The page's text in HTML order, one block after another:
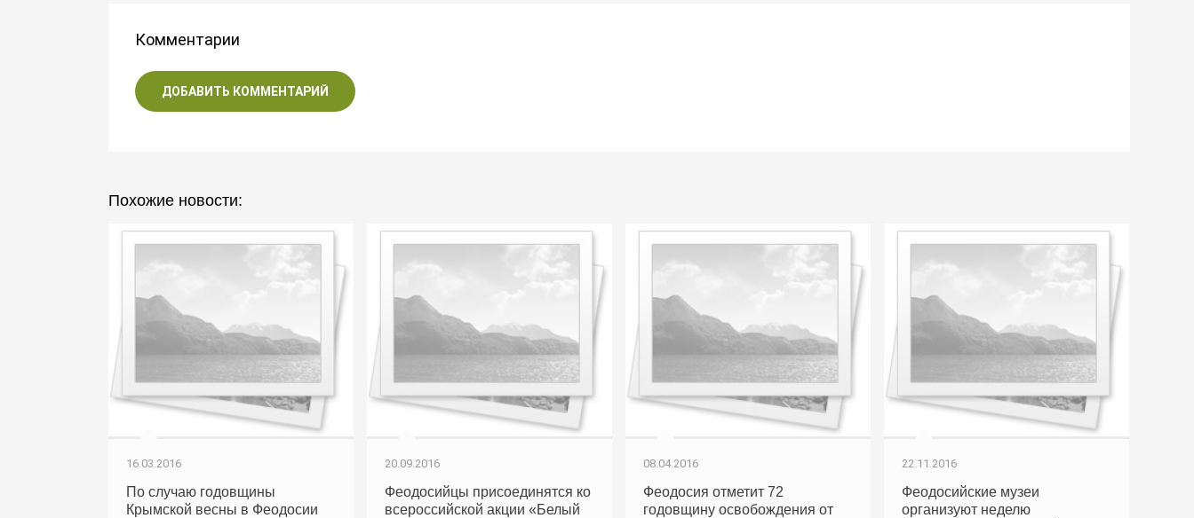
Комментарии
ДОБАВИТЬ КОММЕНТАРИЙ
Похожие новости:
16.03.2016
По случаю годовщины
Крымской весны в Феодосии
20.09.2016
Феодосийцы присоединятся ко
всероссийской акции «Белый
08.04.2016
Феодосия отметит 72
годовщину освобождения от
22.11.2016
Феодосийские музеи
организуют неделю